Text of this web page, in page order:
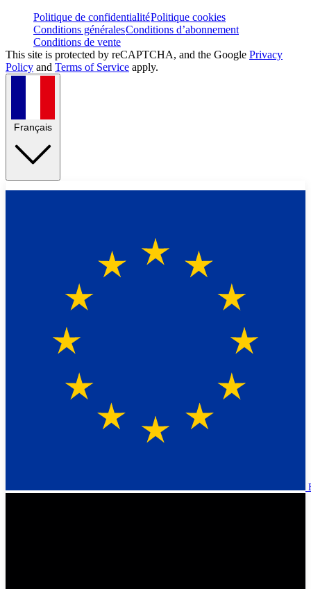
Politique de confidentialitéPolitique cookies
Conditions généralesConditions d’abonnement
Conditions de vente
This site is protected by reCAPTCHA, and the Google Privacy
Policy and Terms of Service apply.
Français